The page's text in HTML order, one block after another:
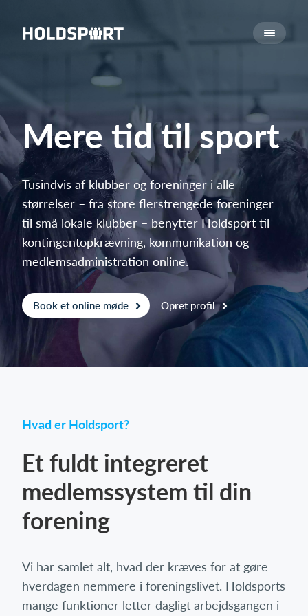
Om Holdsport
Mød os
Presseomtale
Funktioner
Kalender
Kontingentopkrævning
Hjemmeside
Webshop
Billetsystem
Hvad koster det?
Mere tid til sport
Tusindvis af klubber og foreninger i alle
størrelser – fra store flerstrengede foreninger
til små lokale klubber – benytter Holdsport til
kontingentopkrævning, kommunikation og
medlemsadministration online.
Book et online møde Opret profil
Hvad er Holdsport?
Et fuldt integreret
medlemssystem til din
forening
Vi har samlet alt, hvad der kræves for at gøre
hverdagen nemmere i foreningslivet. Holdsports
mange funktioner letter dagligt arbejdsgangen i